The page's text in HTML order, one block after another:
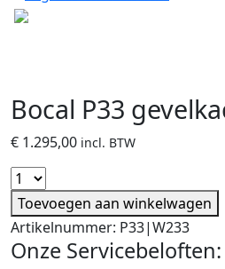
Bocal P33
€ 1.295,00 incl. BTW
Toevoegen aan winkelwagen
Artikelnummer: P33|W233
Onze Servicebeloften: